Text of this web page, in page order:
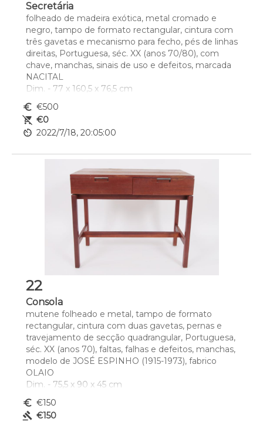
Secretária
folheado de madeira exótica, metal cromado e
negro, tampo de formato rectangular, cintura com
três gavetas e mecanismo para fecho, pés de linhas
direitas, Portuguesa, séc. XX (anos 70/80), com
chave, manchas, sinais de uso e defeitos, marcada
NACITAL
Dim. - 77 x 160,5 x 76,5 cm
euro_symbol €500
remove_shopping_cart €0
av_timer 2022/7/18, 20:05:00
22
Consola
mutene folheado e metal, tampo de formato
rectangular, cintura com duas gavetas, pernas e
travejamento de secção quadrangular, Portuguesa,
séc. XX (anos 70), faltas, falhas e defeitos, manchas,
modelo de JOSÉ ESPINHO (1915-1973), fabrico
OLAIO
Dim. - 75,5 x 90 x 45 cm
euro_symbol €150
gavel €150